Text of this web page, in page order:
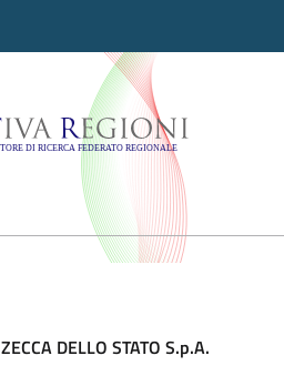
Regioni -
DELLO STATO S.p.A.